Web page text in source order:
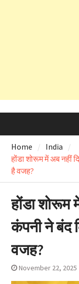
Home
India
होंडा शोरूम में अब नहीं
है वजह?
होंडा शोरूम
कंपनी ने बंद
वजह?
November 22, 2025